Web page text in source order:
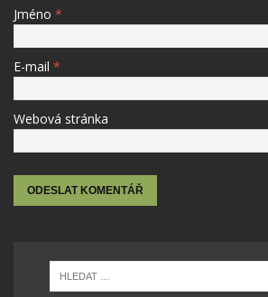
Jméno *
E-mail *
Webová stránka